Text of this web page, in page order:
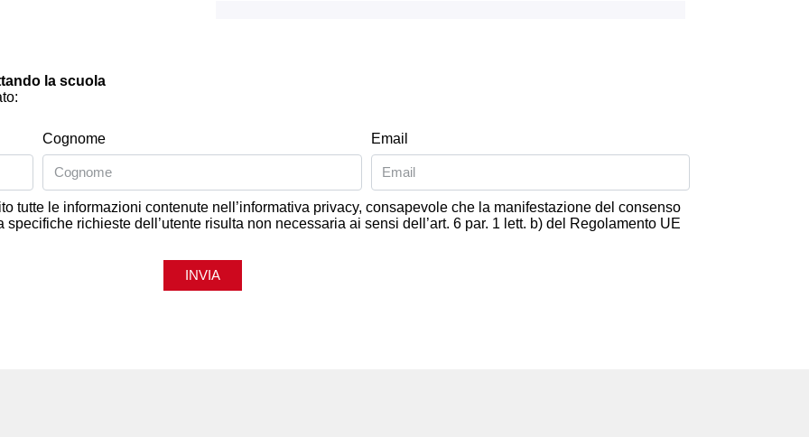
la scuola
Cognome Email
tutte le informazioni contenute nell’informativa privacy, consapevole che la manifestazione del consenso
richieste dell’utente risulta non necessaria ai sensi dell’art. 6 par. 1 lett. b) del Regolamento UE
INVIA